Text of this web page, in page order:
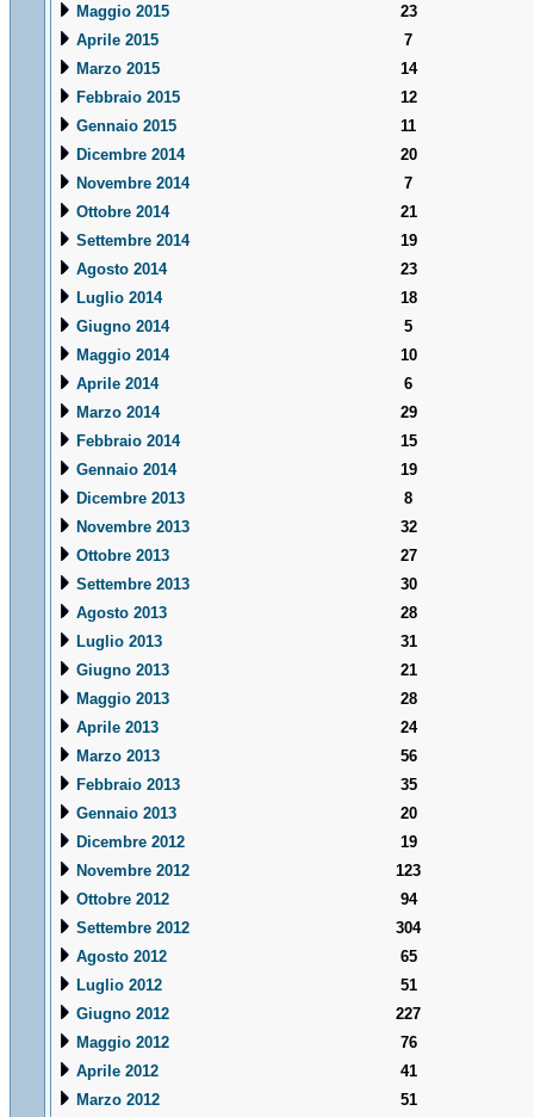
Maggio 2015
23
Aprile 2015
7
Marzo 2015
14
Febbraio 2015
12
Gennaio 2015
11
Dicembre 2014
20
Novembre 2014
7
Ottobre 2014
21
Settembre 2014
19
Agosto 2014
23
Luglio 2014
18
Giugno 2014
5
Maggio 2014
10
Aprile 2014
6
Marzo 2014
29
Febbraio 2014
15
Gennaio 2014
19
Dicembre 2013
8
Novembre 2013
32
Ottobre 2013
27
Settembre 2013
30
Agosto 2013
28
Luglio 2013
31
Giugno 2013
21
Maggio 2013
28
Aprile 2013
24
Marzo 2013
56
Febbraio 2013
35
Gennaio 2013
20
Dicembre 2012
19
Novembre 2012
123
Ottobre 2012
94
Settembre 2012
304
Agosto 2012
65
Luglio 2012
51
Giugno 2012
227
Maggio 2012
76
Aprile 2012
41
Marzo 2012
51